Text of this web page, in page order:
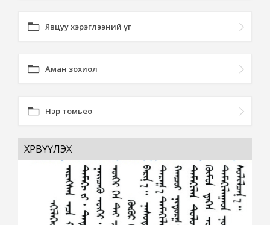
Явцуу хэрэглээний үг
Аман зохиол
Нэр томьёо
ХӨРВҮҮЛЭХ